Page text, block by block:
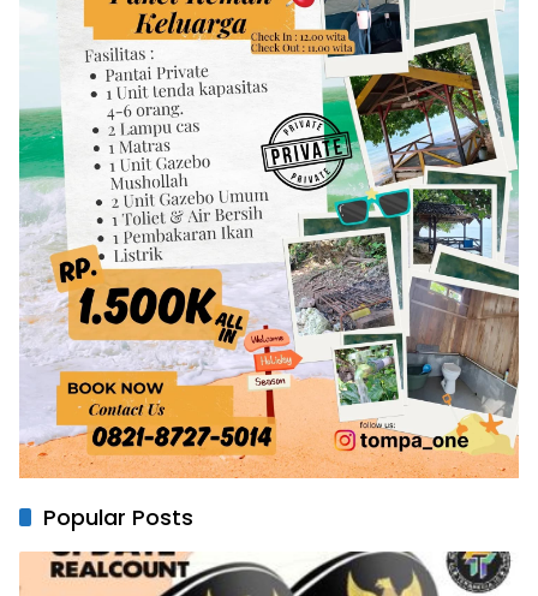
Popular Posts